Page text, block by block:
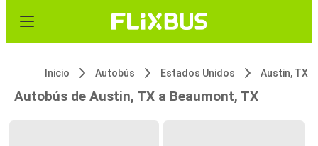
Inicio Autobús Estados Unidos Austin, TX
Autobús de Austin, TX a Beaumont, TX